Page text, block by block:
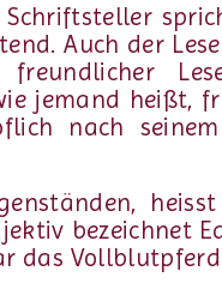
Auch der
freundlicher
jemand heißt,
nach seinem
heisst
bezeichnet
das